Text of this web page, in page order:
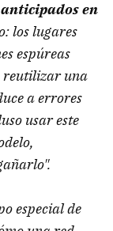
en
los lugares
espúreas
reutilizar una
a errores
usar este
especial de